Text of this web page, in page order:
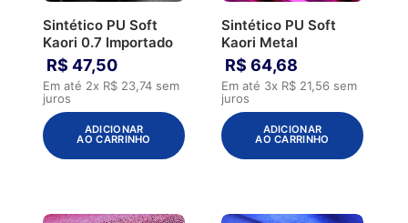
Sintético PU Soft
Kaori 0.7 Importado
R$ 47,50
Em até 2x R$ 23,74 sem
juros
ADICIONAR
AO CARRINHO
Sintético PU Soft
Kaori Metal
R$ 64,68
Em até 3x R$ 21,56 sem
juros
ADICIONAR
AO CARRINHO